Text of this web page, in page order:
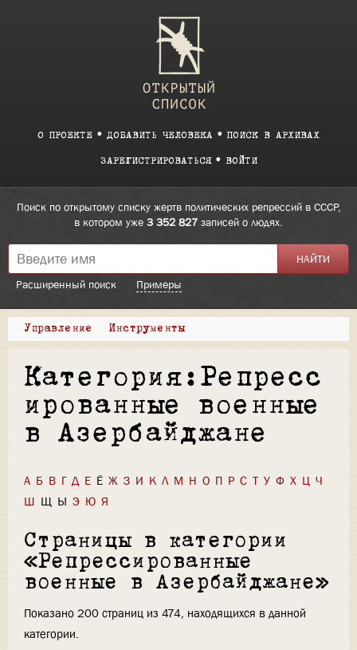
О ПРОЕКТЕ ДОБАВИТЬ ЧЕЛОВЕКА ПОИСК В АРХИВАХ
ЗАРЕГИСТРИРОВАТЬСЯ ВОЙТИ
Поиск по открытому списку жертв политических репрессий в СССР,
в котором уже 3 352 827 записей о людях.
Расширенный поиск Примеры
Управление Инструменты
Категория:Репресс
ированные военные
в Азербайджане
А Б В Г Д Е Ё Ж З И К Л М Н О П Р С Т У Ф Х Ц Ч
Ш Щ Ы Э Ю Я
Страницы в категории
«Репрессированные
военные в Азербайджане»
Показано 200 страниц из 474, находящихся в данной
категории.